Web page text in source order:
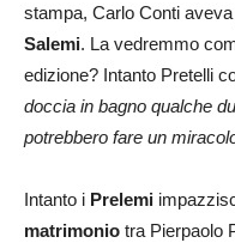
stampa, Carlo Conti
Salemi. La vedremmo
edizione? Intanto Pretelli
doccia in bagno qualche
potrebbero fare un
Intanto i Prelemi
matrimonio tra Pierpaolo